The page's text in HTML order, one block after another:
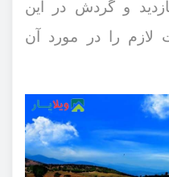
و گردش در این
لازم را در مورد آن